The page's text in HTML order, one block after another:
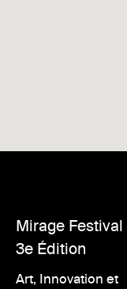
Mirage Festival
3e Édition
Art, Innovation et